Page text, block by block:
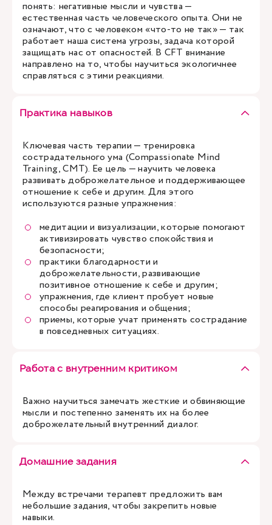
понять: негативные мысли и чувства —
естественная часть человеческого опыта. Они не
означают, что с человеком «что-то не так» — так
работает наша система угрозы, задача которой
защищать нас от опасностей. В CFT внимание
направлено на то, чтобы научиться экологичнее
справляться с этими реакциями.
Практика навыков
Ключевая часть терапии — тренировка
сострадательного ума (Compassionate Mind
Training, CMT). Ее цель — научить человека
развивать доброжелательное и поддерживающее
отношение к себе и другим. Для этого
используются разные упражнения:
медитации и визуализации, которые помогают
активизировать чувство спокойствия и
безопасности;
практики благодарности и
доброжелательности, развивающие
позитивное отношение к себе и другим;
упражнения, где клиент пробует новые
способы реагирования и общения;
приемы, которые учат применять сострадание
в повседневных ситуациях.
Работа с внутренним критиком
Важно научиться замечать жесткие и обвиняющие
мысли и постепенно заменять их на более
доброжелательный внутренний диалог.
Домашние задания
Между встречами терапевт предложить вам
небольшие задания, чтобы закрепить новые
навыки.